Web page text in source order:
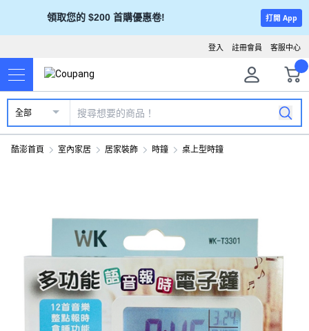
領取您的 $200 首購優惠卷! 打開 App
客服中心
註冊會員
登入
全部
酷澎首頁 室內家居 居家裝飾 時鐘 桌上型時鐘